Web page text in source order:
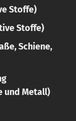
Stoffe)
Stoffe)
Schiene,
und Metall)